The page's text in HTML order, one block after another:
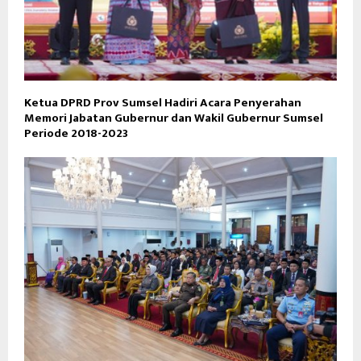
Ketua DPRD Prov Sumsel Hadiri Acara Penyerahan
Memori Jabatan Gubernur dan Wakil Gubernur Sumsel
Periode 2018-2023